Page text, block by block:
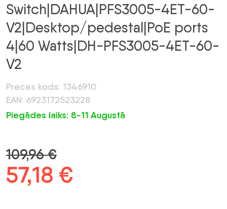
Switch|DAHUA|PFS3005-4ET-60-
V2|Desktop/pedestal|PoE ports
4|60 Watts|DH-PFS3005-4ET-60-
V2
Preces kods: 1346910
EAN: 6923172523228
Piegādes laiks: 8-11 Augustā
109,96€
Sākotnējā
57,18 €